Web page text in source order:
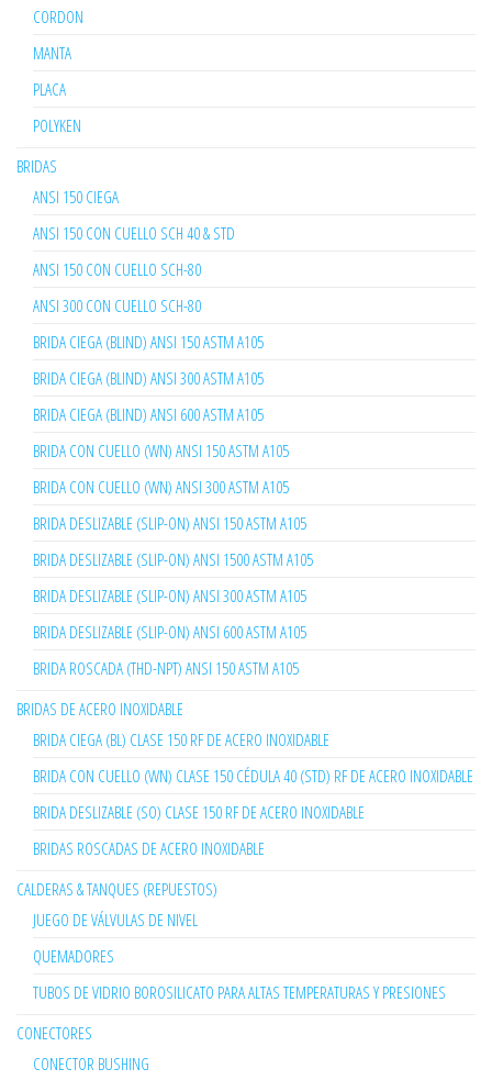
CORDON
MANTA
PLACA
POLYKEN
BRIDAS
ANSI 150 CIEGA
ANSI 150 CON CUELLO SCH 40 & STD
ANSI 150 CON CUELLO SCH-80
ANSI 300 CON CUELLO SCH-80
BRIDA CIEGA (BLIND) ANSI 150 ASTM A105
BRIDA CIEGA (BLIND) ANSI 300 ASTM A105
BRIDA CIEGA (BLIND) ANSI 600 ASTM A105
BRIDA CON CUELLO (WN) ANSI 150 ASTM A105
BRIDA CON CUELLO (WN) ANSI 300 ASTM A105
BRIDA DESLIZABLE (SLIP-ON) ANSI 150 ASTM A105
BRIDA DESLIZABLE (SLIP-ON) ANSI 1500 ASTM A105
BRIDA DESLIZABLE (SLIP-ON) ANSI 300 ASTM A105
BRIDA DESLIZABLE (SLIP-ON) ANSI 600 ASTM A105
BRIDA ROSCADA (THD-NPT) ANSI 150 ASTM A105
BRIDAS DE ACERO INOXIDABLE
BRIDA CIEGA (BL) CLASE 150 RF DE ACERO INOXIDABLE
BRIDA CON CUELLO (WN) CLASE 150 CÉDULA 40 (STD) RF DE ACERO INOXIDABLE
BRIDA DESLIZABLE (SO) CLASE 150 RF DE ACERO INOXIDABLE
BRIDAS ROSCADAS DE ACERO INOXIDABLE
CALDERAS & TANQUES (REPUESTOS)
JUEGO DE VÁLVULAS DE NIVEL
QUEMADORES
TUBOS DE VIDRIO BOROSILICATO PARA ALTAS TEMPERATURAS Y PRESIONES
CONECTORES
CONECTOR BUSHING